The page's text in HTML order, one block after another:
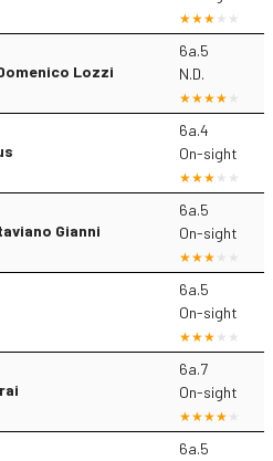
Lozzi
6a.5
N.D.
6a.4
On-sight
Gianni
6a.5
On-sight
6a.5
On-sight
6a.7
On-sight
6a.5